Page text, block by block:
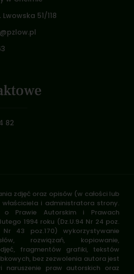
51/118
82
zdjęć oraz opisów (w całości lub
właściciela i administratora strony.
Prawie Autorskim i Prawach
1994 roku (Dz.U.94 Nr 24 poz.
Nr 43 poz.170) wykorzystywanie
rozwiązań, kopiowanie,
fragmentów grafiki, tekstów
bez zezwolenia autora jest
naruszenie praw autorskich oraz